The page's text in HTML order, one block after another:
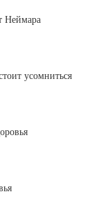
Неймара
усомниться